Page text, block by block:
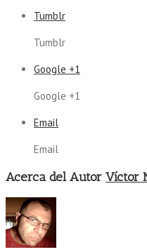
Tumblr
Tumblr
Google +1
Google +1
Email
Email
Acerca del Autor Víctor